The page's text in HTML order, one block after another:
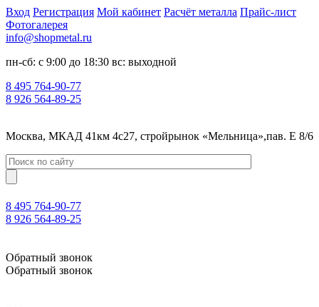
Вход Регистрация Мой кабинет Расчёт металла Прайс-лист
Фотогалерея
info@shopmetal.ru
пн-сб: с 9:00 до 18:30 вс: выходной
8 495 764-90-77
8 926 564-89-25
Москва, МКАД 41км 4с27, стройрынок «Мельница»,пав. Е 8/6
8 495 764-90-77
8 926 564-89-25
Обратный звонок
Обратный звонок